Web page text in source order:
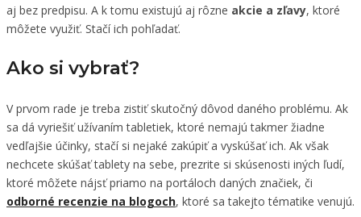
aj bez predpisu. A k tomu existujú aj rôzne akcie a zľavy, ktoré
môžete využiť. Stačí ich pohľadať.
Ako si vybrať?
V prvom rade je treba zistiť skutočný dôvod daného problému. Ak
sa dá vyriešiť užívaním tabletiek, ktoré nemajú takmer žiadne
vedľajšie účinky, stačí si nejaké zakúpiť a vyskúšať ich. Ak však
nechcete skúšať tablety na sebe, prezrite si skúsenosti iných ľudí,
ktoré môžete nájsť priamo na portáloch daných značiek, či
odborné recenzie na blogoch, ktoré sa takejto tématike venujú.